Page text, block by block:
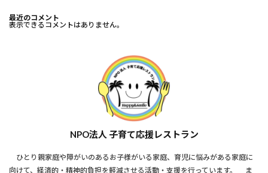
最近のコメント
表示できるコメントはありません。
NPO法人 子育て応援レストラン
ひとり親家庭や障がいのあるお子様がいる家庭、育児に悩みがある家庭に
向けて、経済的・精神的負担を軽減させる活動・支援を行っています。 ま